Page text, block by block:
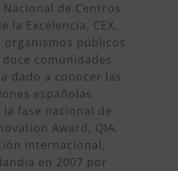
Nacional de Centros
la Excelencia, CEX,
públicos
comunidades
dado a conocer las
españolas
fase nacional de
Award, QIA.
internacional,
en 2007 por